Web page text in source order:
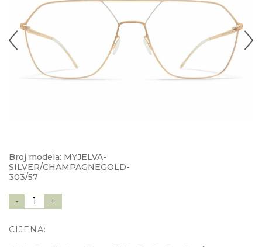
Broj modela: MYJELVA-
SILVER/CHAMPAGNEGOLD-
303/57
- 1 +
CIJENA: